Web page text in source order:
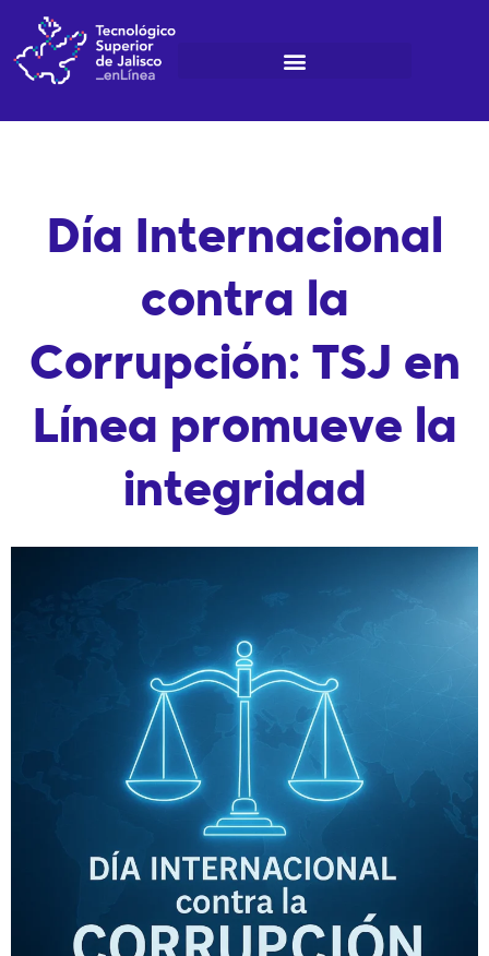
contenido
Día Internacional
contra la
Corrupción: TSJ en
Línea promueve la
integridad